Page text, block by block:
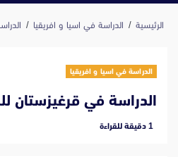
الرئيسية الدراسة في اسيا و افريقيا
الدراسة في اسيا و افريقيا
الدراسة في قرغيزستان
‫1 دقيقة للقراءة